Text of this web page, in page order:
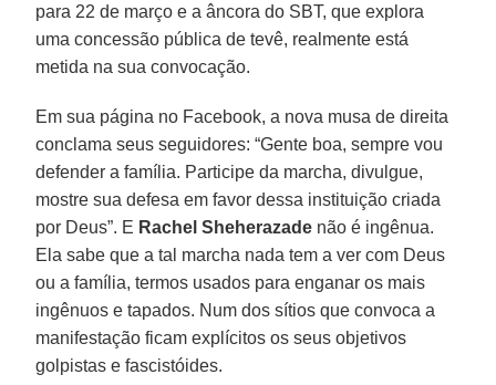
para 22 de março e a âncora do SBT, que explora
uma concessão pública de tevê, realmente está
metida na sua convocação.
Em sua página no Facebook, a nova musa de direita
conclama seus seguidores: “Gente boa, sempre vou
defender a família. Participe da marcha, divulgue,
mostre sua defesa em favor dessa instituição criada
por Deus”. E Rachel Sheherazade não é ingênua.
Ela sabe que a tal marcha nada tem a ver com Deus
ou a família, termos usados para enganar os mais
ingênuos e tapados. Num dos sítios que convoca a
manifestação ficam explícitos os seus objetivos
golpistas e fascistóides.